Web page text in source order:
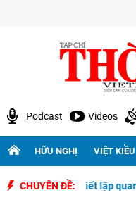
Podcast Videos
HỮU NGHỊ VIỆT KIỀU
CHUYÊN ĐỀ:
ngày thiết lập quan hệ